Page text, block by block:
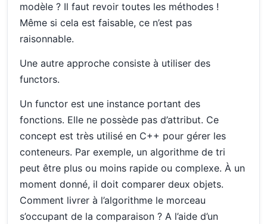
modèle ? Il faut revoir toutes les méthodes !
Même si cela est faisable, ce n’est pas
raisonnable.
Une autre approche consiste à utiliser des
functors.
Un functor est une instance portant des
fonctions. Elle ne possède pas d’attribut. Ce
concept est très utilisé en C++ pour gérer les
conteneurs. Par exemple, un algorithme de tri
peut être plus ou moins rapide ou complexe. À un
moment donné, il doit comparer deux objets.
Comment livrer à l’algorithme le morceau
s’occupant de la comparaison ? A l’aide d’un